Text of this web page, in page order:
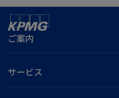
開
ご案内
サービス